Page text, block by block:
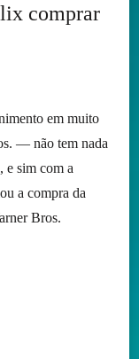
comprar
em muito
— não tem nada
e sim com a
a compra da
Bros.